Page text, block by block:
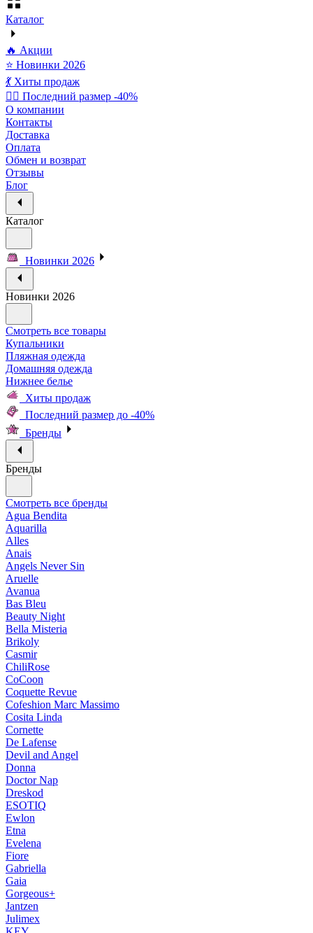
Каталог
🔥 Акции
⭐ Новинки 2026
💃 Хиты продаж
🏃‍♀️ Последний размер -40%
О компании
Контакты
Доставка
Оплата
Обмен и возврат
Отзывы
Блог
Каталог
Новинки 2026
Новинки 2026
Смотреть все товары
Купальники
Пляжная одежда
Домашняя одежда
Нижнее белье
Хиты продаж
Последний размер до -40%
Бренды
Бренды
Смотреть все бренды
Agua Bendita
Aquarilla
Alles
Anais
Angels Never Sin
Aruelle
Avanua
Bas Bleu
Beauty Night
Bella Misteria
Brikoly
Casmir
ChiliRose
CoCoon
Coquette Revue
Cofeshion Marc Massimo
Cosita Linda
Cornette
De Lafense
Devil and Angel
Donna
Doctor Nap
Dreskod
ESOTIQ
Ewlon
Etna
Evelena
Fiore
Gabriella
Gaia
Gorgeous+
Jantzen
Julimex